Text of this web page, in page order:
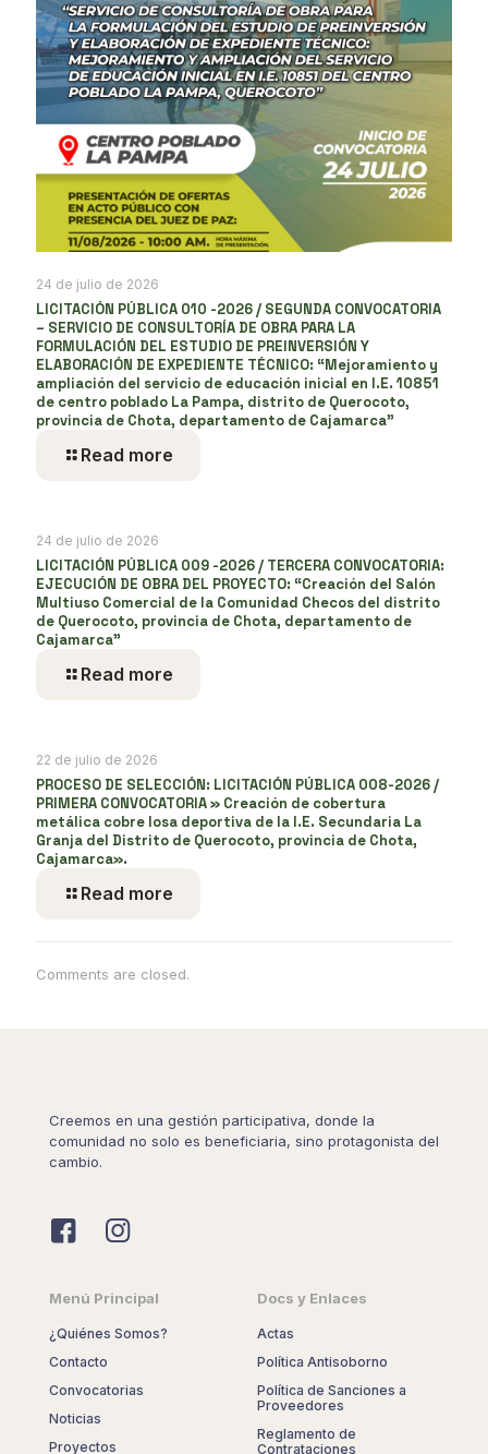
24 de julio de 2026
LICITACIÓN PÚBLICA 010 -2026 / SEGUNDA CONVOCATORIA
– SERVICIO DE CONSULTORÍA DE OBRA PARA LA
FORMULACIÓN DEL ESTUDIO DE PREINVERSIÓN Y
ELABORACIÓN DE EXPEDIENTE TÉCNICO: “Mejoramiento y
ampliación del servicio de educación inicial en I.E. 10851
de centro poblado La Pampa, distrito de Querocoto,
provincia de Chota, departamento de Cajamarca”
Read more
24 de julio de 2026
LICITACIÓN PÚBLICA 009 -2026 / TERCERA CONVOCATORIA:
EJECUCIÓN DE OBRA DEL PROYECTO: “Creación del Salón
Multiuso Comercial de la Comunidad Checos del distrito
de Querocoto, provincia de Chota, departamento de
Cajamarca”
Read more
22 de julio de 2026
PROCESO DE SELECCIÓN: LICITACIÓN PÚBLICA 008-2026 /
PRIMERA CONVOCATORIA » Creación de cobertura
metálica cobre losa deportiva de la I.E. Secundaria La
Granja del Distrito de Querocoto, provincia de Chota,
Cajamarca».
Read more
Comments are closed.
Creemos en una gestión participativa, donde la
comunidad no solo es beneficiaria, sino protagonista del
cambio.
Menú Principal
¿Quiénes Somos?
Contacto
Convocatorias
Noticias
Proyectos
Docs y Enlaces
Actas
Política Antisoborno
Política de Sanciones a
Proveedores
Reglamento de
Contrataciones